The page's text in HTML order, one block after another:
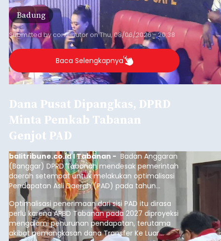
Badung
Submitted bycontributoronThu, 08/06/2026 - 20:38
Baca Selengkapnya
Dana Pusat Dipangkas, DPRD
Minta Pemkab Tabanan
Genjot PAD
balitribune.co.id I Tabanan - Badan Anggaran
(Banggar) DPRD Tabanan mendesak pemerintah
daerah setempat untuk melakukan optimalisasi
Pendapatan Asli Daerah (PAD) pada tahun
anggaran 2027.
Optimalisasi penerimaan dari sisi PAD itu dirasa
perlu karena APBD Tabanan pada 2027 diproyeksi
mengalami penurunan pendapatan, terutama
akibat pemangkasan dana Transfer Ke Luar